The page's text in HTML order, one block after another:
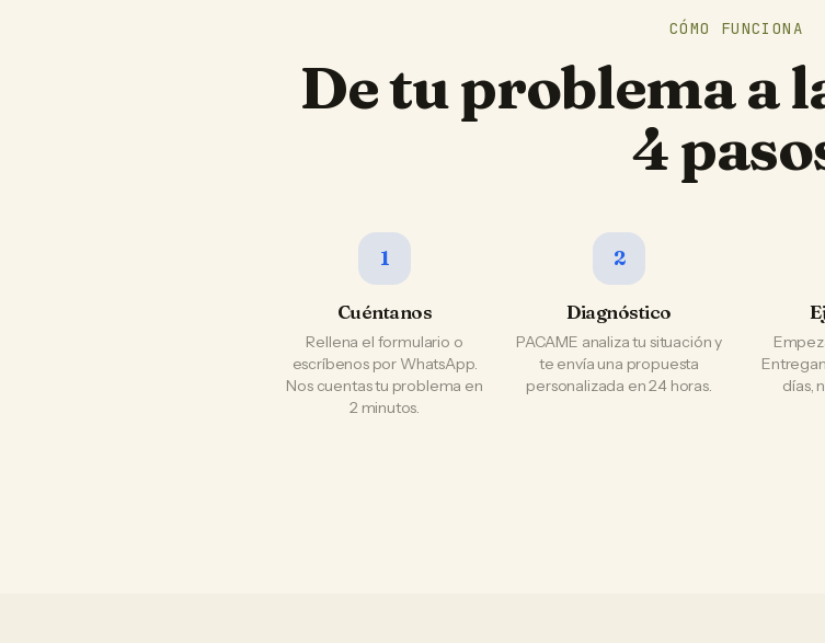
CÓMO FUNCIONA
De tu problema a
4
1
Cuéntanos
Rellena el formulario o
escríbenos por WhatsApp.
Nos cuentas tu problema en
2 minutos.
2
Diagnóstico
PACAME analiza tu situación y
te envía una propuesta
personalizada en 24 horas.
días,